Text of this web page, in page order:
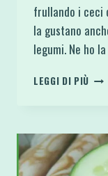
frullando i ceci
la gustano
legumi. Ne ho
LEGGI DI PIÙ
DI
CECI